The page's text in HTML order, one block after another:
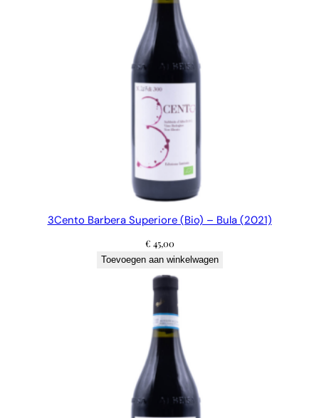
3Cento Barbera Superiore (Bio) – Bula (2021)
€ 45,00
Toevoegen aan winkelwagen